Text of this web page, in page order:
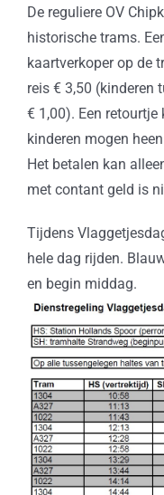
De reguliere OV
historische trams.
kaartverkoper op de
reis € 3,50 (kinderen
€ 1,00). Een
kinderen mogen
Het betalen kan
met contant geld is
Tijdens
hele dag rijden.
en begin middag.